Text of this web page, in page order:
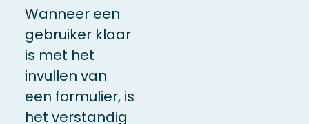
Wanneer een
gebruiker klaar
is met het
invullen van
een formulier, is
het verstandig